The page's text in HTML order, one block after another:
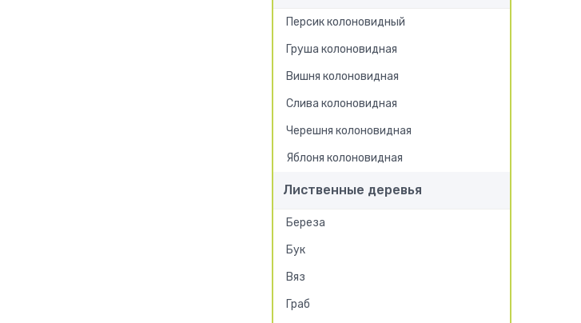
Персик колоновидный
Груша колоновидная
Вишня колоновидная
Слива колоновидная
Черешня колоновидная
Яблоня колоновидная
Лиственные деревья
Береза
Бук
Вяз
Граб